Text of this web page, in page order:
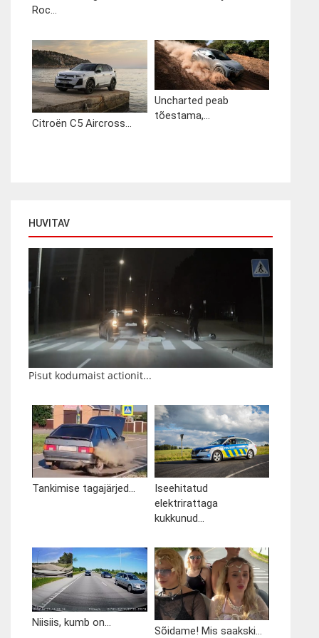
Roc...
Citroën C5 Aircross...
Uncharted peab
tõestama,...
HUVITAV
Pisut kodumaist actionit...
Tankimise tagajärjed...
Iseehitatud
elektrirattaga
kukkunud...
Niisiis, kumb on...
Sõidame! Mis saakski...